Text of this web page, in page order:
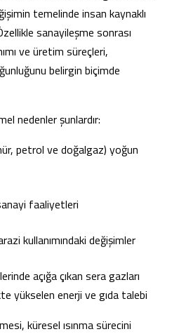
temelinde insan kaynaklı
sanayileşme sonrası
ve üretim süreçleri,
belirgin biçimde
nedenler şunlardır:
petrol ve doğalgaz) yoğun
faaliyetleri
kullanımındaki değişimler
açığa çıkan sera gazları
yükselen enerji ve gıda talebi
küresel ısınma sürecini